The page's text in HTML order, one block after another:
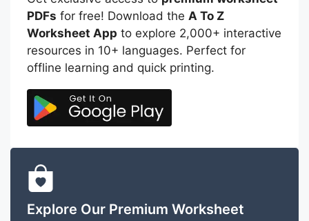
PDFs for free! Download the A To Z
Worksheet App to explore 2,000+ interactive
resources in 10+ languages. Perfect for
offline learning and quick printing.
Explore Our Premium Worksheet